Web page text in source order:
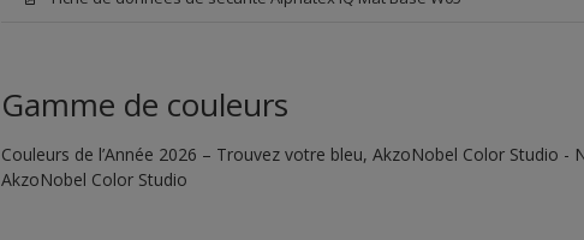
Gamme de couleurs
Couleurs de l’Année 2026 – Trouvez votre bleu, AkzoNobel Color Studio -
AkzoNobel Color Studio